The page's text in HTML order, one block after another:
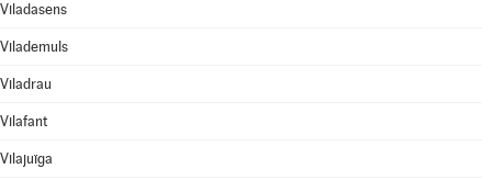
Viladasens
Vilademuls
Viladrau
Vilafant
Vilajuïga